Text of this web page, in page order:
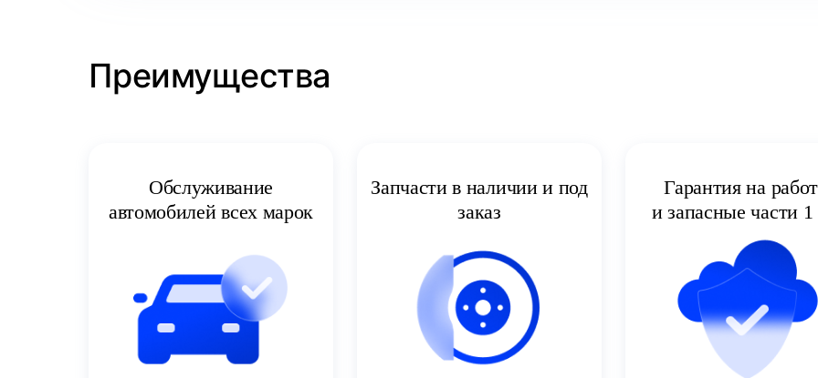
Преимущества
Обслуживание
автомобилей всех марок
Запчасти в наличии и под
заказ
Гарантия на
и запасные части 1